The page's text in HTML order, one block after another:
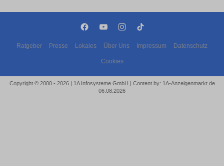
Ratgeber Presse Lokales Über Uns Impressum Datenschutz
Cookies
Copyright © 2000 - 2026 | 1A Infosysteme GmbH | Content by: 1A-Anzeigenmarkt.de
06.08.2026